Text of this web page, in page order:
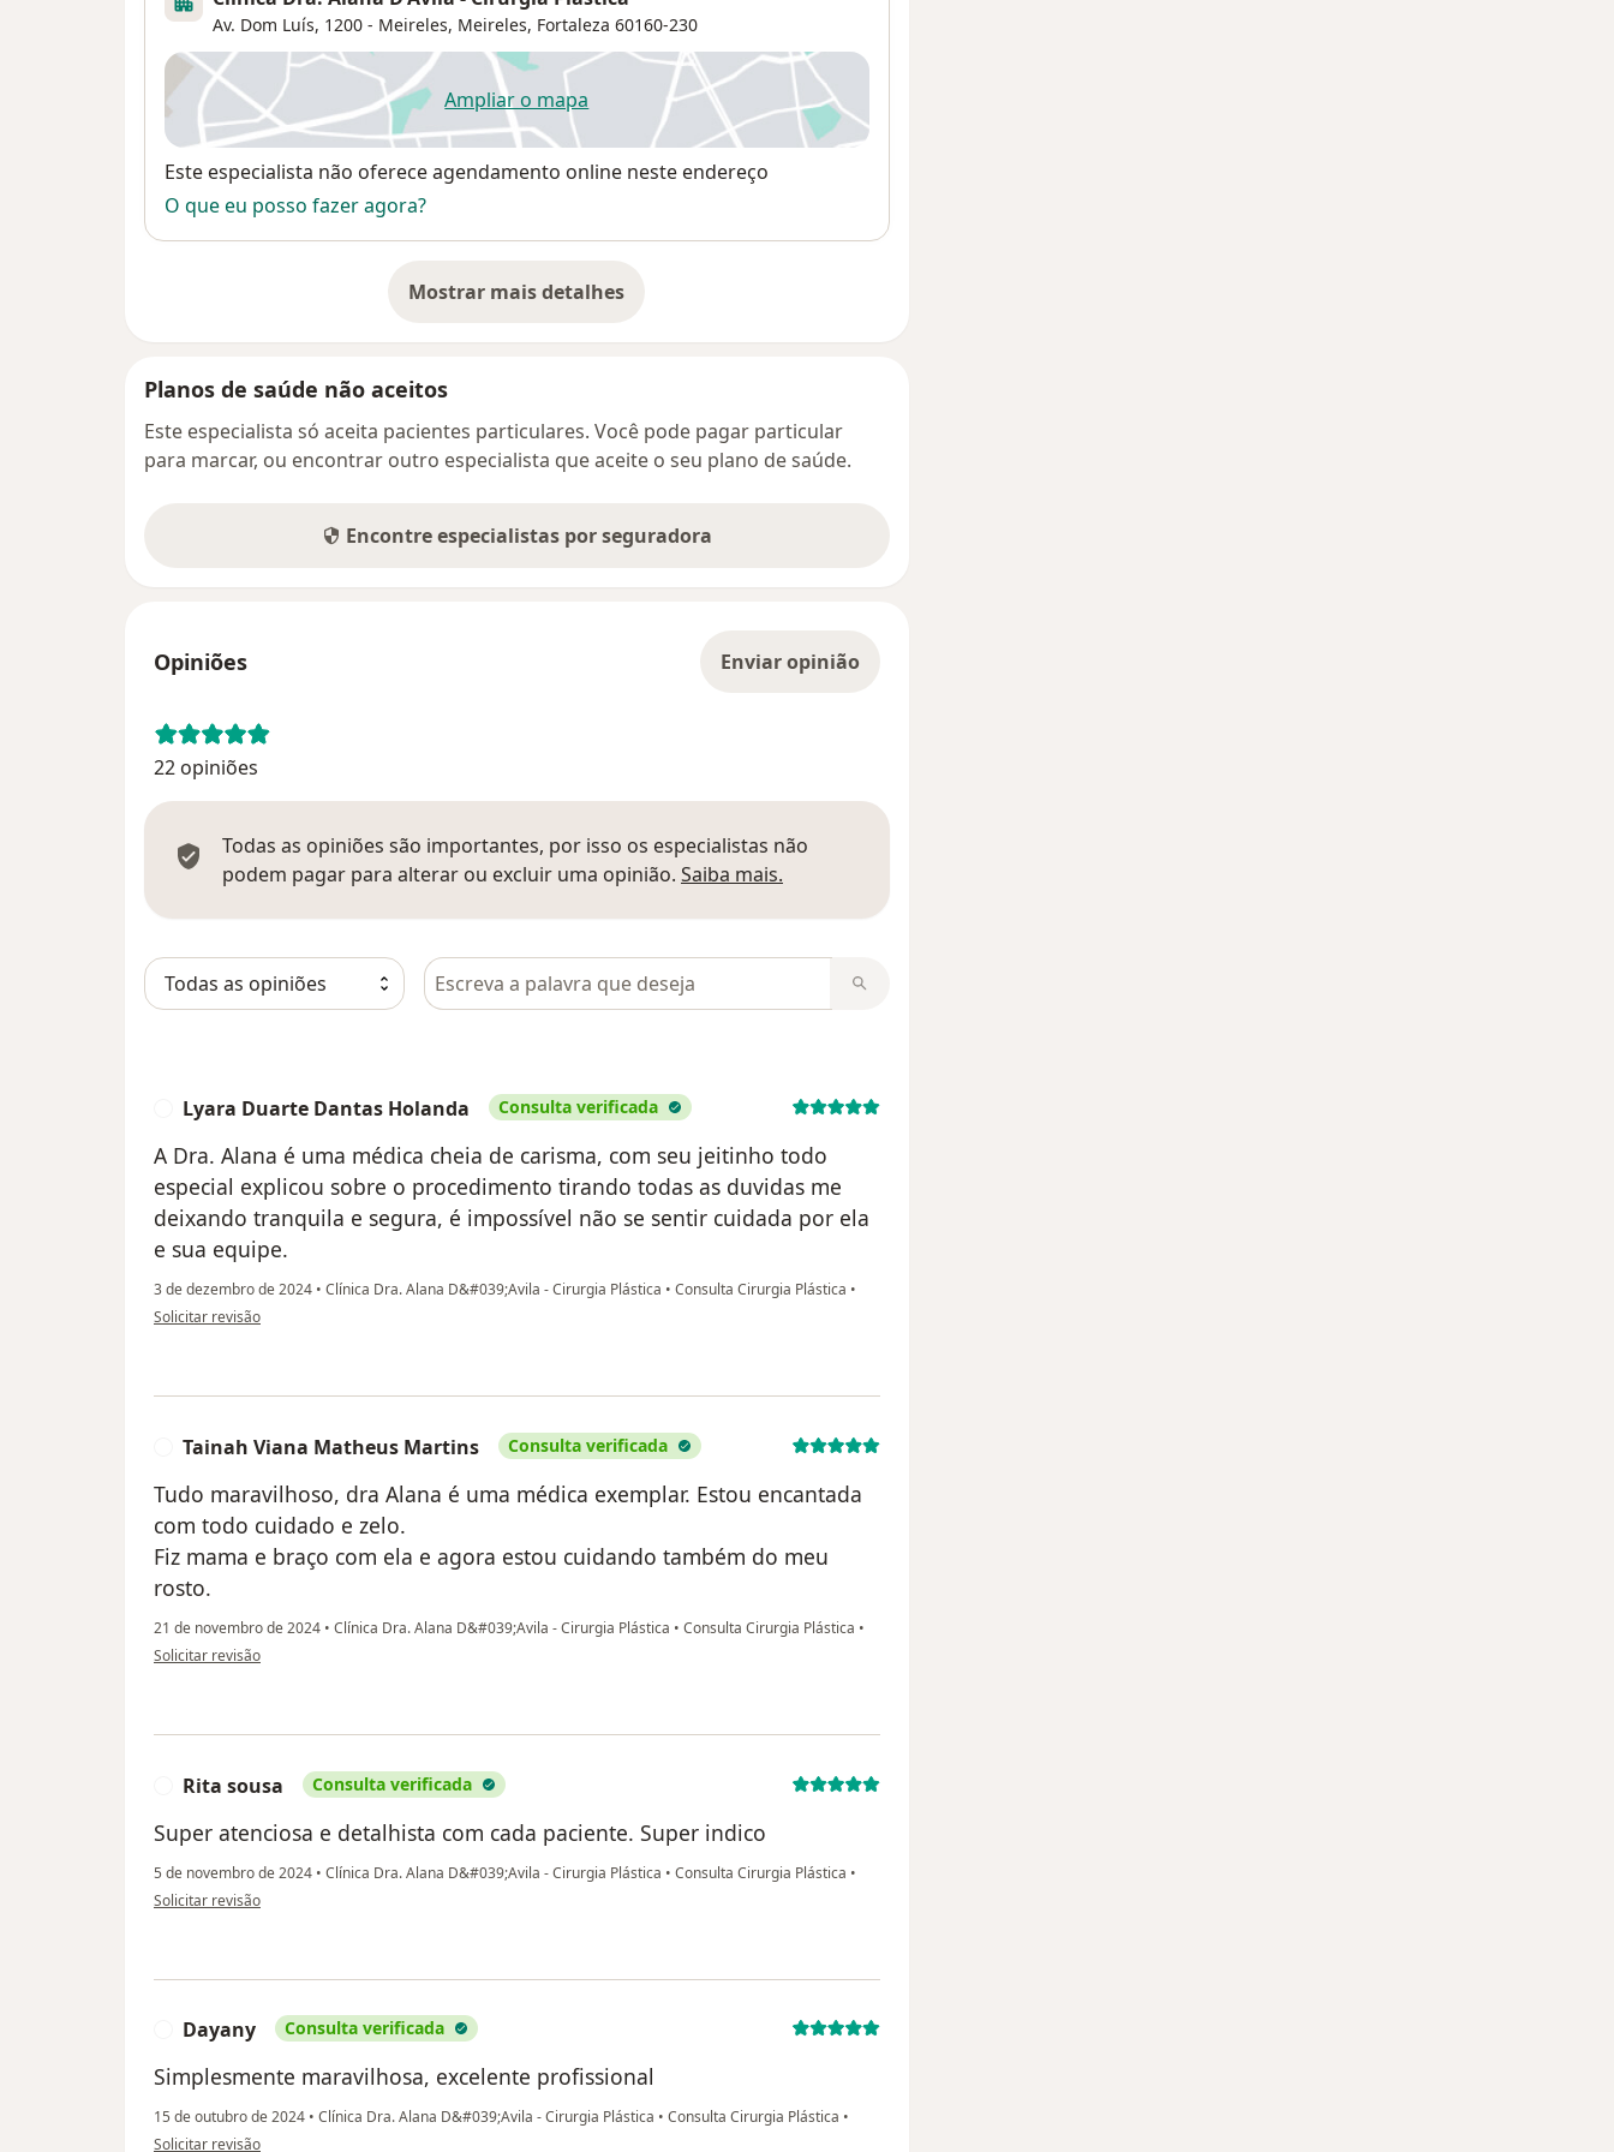
Av. Dom Luís, 1200 - Meireles, Meireles, Fortaleza 60160-230
Ampliar o mapaabre num novo separador
Disponibilidade
Este especialista não oferece agendamento online neste endereço
O que eu posso fazer agora?
Mostrar mais detalhes
sobre o endereço
Planos de saúde não aceitos
Este especialista só aceita pacientes particulares. Você pode pagar particular
para marcar, ou encontrar outro especialista que aceite o seu plano de saúde.
Encontre especialistas por seguradora
Opiniões Enviar opinião
22 opiniões
Todas as opiniões são importantes, por isso os especialistas não
podem pagar para alterar ou excluir uma opinião. Saiba mais.
Pesquisar em opiniões
Lyara Duarte Dantas Holanda Consulta verificada
A Dra. Alana é uma médica cheia de carisma, com seu jeitinho todo
especial explicou sobre o procedimento tirando todas as duvidas me
deixando tranquila e segura, é impossível não se sentir cuidada por ela
e sua equipe.
3 de dezembro de 2024 • Clínica Dra. Alana D&#039;Avila - Cirurgia Plástica • Consulta Cirurgia Plástica •
na opinião do utilizador Lyara Duarte Dantas Holanda
Solicitar revisão
Tainah Viana Matheus Martins Consulta verificada
Tudo maravilhoso, dra Alana é uma médica exemplar. Estou encantada
com todo cuidado e zelo.
Fiz mama e braço com ela e agora estou cuidando também do meu
rosto.
21 de novembro de 2024 • Clínica Dra. Alana D&#039;Avila - Cirurgia Plástica • Consulta Cirurgia Plástica •
na opinião do utilizador Tainah Viana Matheus Martins
Solicitar revisão
Rita sousa Consulta verificada
Super atenciosa e detalhista com cada paciente. Super indico
5 de novembro de 2024 • Clínica Dra. Alana D&#039;Avila - Cirurgia Plástica • Consulta Cirurgia Plástica •
na opinião do utilizador Rita sousa
Solicitar revisão
Dayany Consulta verificada
Simplesmente maravilhosa, excelente profissional
15 de outubro de 2024 • Clínica Dra. Alana D&#039;Avila - Cirurgia Plástica • Consulta Cirurgia Plástica •
na opinião do utilizador Dayany
Solicitar revisão